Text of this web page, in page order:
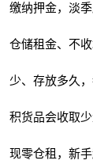
缴纳押金，淡
仓储租金、不
少、存放多久
积货品会收取
现零仓租，新